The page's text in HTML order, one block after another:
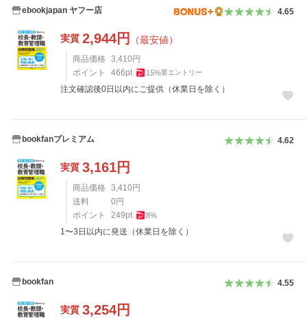
ebookjapan ヤフー店 4.65
実質 2,944円 （最安値）
商品価格 3,410 円
ポイント
466pt 15%要エントリー
注文確認後0日以内にご提供（休業日を除く）
bookfanプレミアム 4.62
実質 3,161円
商品価格 3,410 円
送料
0 円
ポイント
249pt 8%
1〜3日以内に発送（休業日を除く）
bookfan 4.55
実質 3,254円